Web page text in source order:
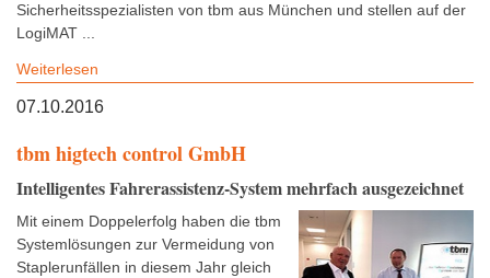
Sicherheitsspezialisten von tbm aus München und stellen auf der
LogiMAT ...
Weiterlesen
07.10.2016
tbm higtech control GmbH
Intelligentes Fahrerassistenz-System mehrfach ausgezeichnet
Mit einem Doppelerfolg haben die tbm
Systemlösungen zur Vermeidung von
Staplerunfällen in diesem Jahr gleich